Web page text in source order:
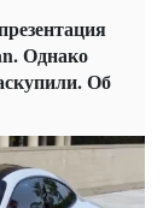
Однако
Об